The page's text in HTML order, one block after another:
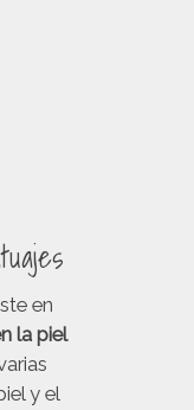
en
la piel
y el